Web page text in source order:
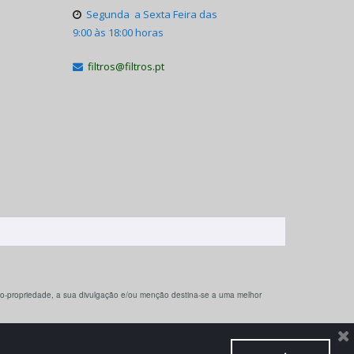
 Segunda a Sexta Feira das
9:00 às 18:00 horas
 filtros@filtros.pt
a sua divulgação e/ou menção destina-se a uma melhor